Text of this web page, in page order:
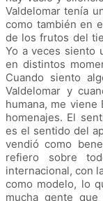
Valdelomar tenía
como también en
de los frutos del
Yo a veces siento
en distintos
Cuando siento
Valdelomar y
humana, me viene
homenajes. El
es el sentido del
vendió como
refiero sobre
internacional, con
como modelo, lo
mucha gente